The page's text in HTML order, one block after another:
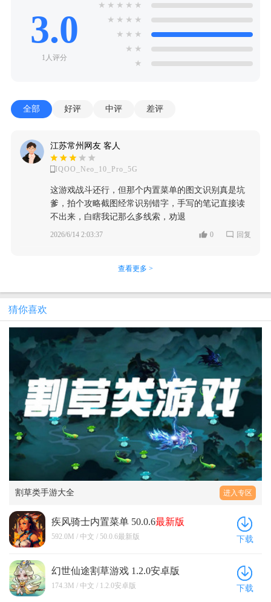
3.0
1人评分
★ ★ ★ ★ ★
★ ★ ★ ★
★ ★ ★
★ ★
★
全部 好评 中评 差评
江苏常州网友 客人
IQOO_Neo_10_Pro_5G
这游戏战斗还行，但那个内置菜单的图文识别真是坑
爹，拍个攻略截图经常识别错字，手写的笔记直接读
不出来，白瞎我记那么多线索，劝退
2026/6/14 2:03:37 0 回复
查看更多 >
猜你喜欢
割草类手游大全 进入专区
疾风骑士内置菜单 50.0.6最新版
592.0M / 中文 / 50.0.6最新版 下载
幻世仙途割草游戏 1.2.0安卓版
174.3M / 中文 / 1.2.0安卓版 下载